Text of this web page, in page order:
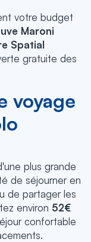
votre budget
Maroni
Spatial
gratuite des
voyage
plus grande
de séjourner en
de partager les
environ 52€
confortable